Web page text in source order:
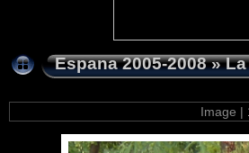
Espana 2005-2008»
Image |